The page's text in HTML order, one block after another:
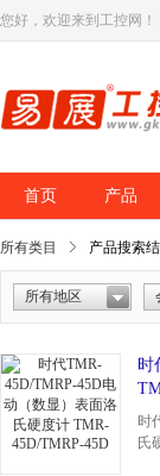
您好，欢迎来到工控网！
首页 产品
所有类目 产品搜索
所有地区
时
时
氏